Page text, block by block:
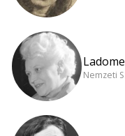
Nemzeti